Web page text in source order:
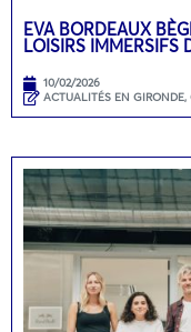
EVA BORDEAUX
LOISIRS IMMERSIFS
10/02/2026
ACTUALITÉS EN GIRONDE,